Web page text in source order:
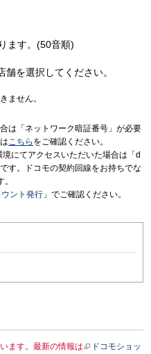
ます。(50音順)
を選択してください。
ません。
は「ネットワーク暗証番号」が必要
こちら をご確認ください。
にてアクセスいただいた場合は「d
す。ドコモの契約回線をお持ちでな
ント発行 」でご確認ください。
ます。最新の情報は
ドコモショッ